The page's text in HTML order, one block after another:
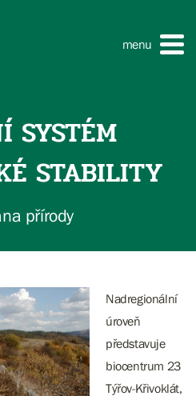
menu
SYSTÉM
STABILITY
přírody
Nadregionální
úroveň
představuje
biocentrum 23
Týřov-Křivoklát,